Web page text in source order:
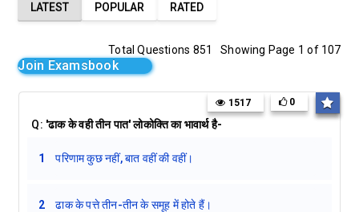
LATEST POPULAR RATED
Showing Page 1 of 107
Total Questions 851
Join Examsbook
Q: 'ढाक के वही तीन पात' लोकोक्ति का भावार्थ है-
1517 0
1 परिणाम कुछ नहीं, बात वहीं की वहीं।
2 ढाक के पत्ते तीन-तीन के समूह में होते हैं।